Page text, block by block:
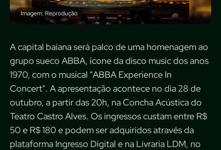
Imagem: Reprodução
A capital baiana será palco de uma homenagem ao
grupo sueco ABBA, ícone da disco music dos anos
1970, com o musical "ABBA Experience In
Concert". A apresentação acontece no dia 28 de
outubro, a partir das 20h, na Concha Acústica do
Teatro Castro Alves. Os ingressos custam entre R$
50 e R$ 180 e podem ser adquiridos através da
plataforma Ingresso Digital e na Livraria LDM, no